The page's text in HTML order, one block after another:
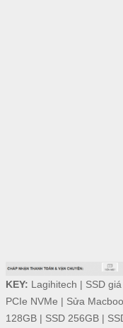
KEY: Lagihitech | SSD
PCIe NVMe | Sửa
128GB| SSD 256GB|